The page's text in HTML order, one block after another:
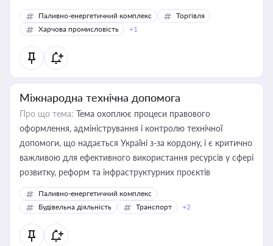
Паливно-енергетичний комплекс
Торгівля
Харчова промисловість
+1
Міжнародна технічна допомога
Про що тема: Тема охоплює процеси правового
оформлення, адміністрування і контролю технічної
допомоги, що надається Україні з-за кордону, і є критично
важливою для ефективного використання ресурсів у сфері
розвитку, реформ та інфраструктурних проєктів
Паливно-енергетичний комплекс
Будівельна діяльність
Транспорт +2